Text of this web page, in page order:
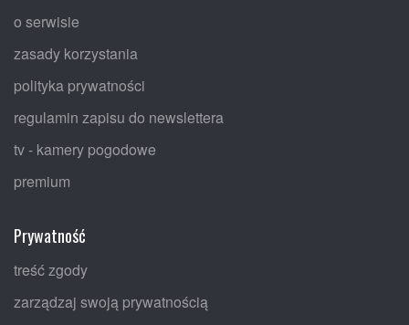
o serwisie
zasady korzystania
polityka prywatności
regulamin zapisu do newslettera
tv - kamery pogodowe
premium
Prywatność
treść zgody
zarządzaj swoją prywatnością